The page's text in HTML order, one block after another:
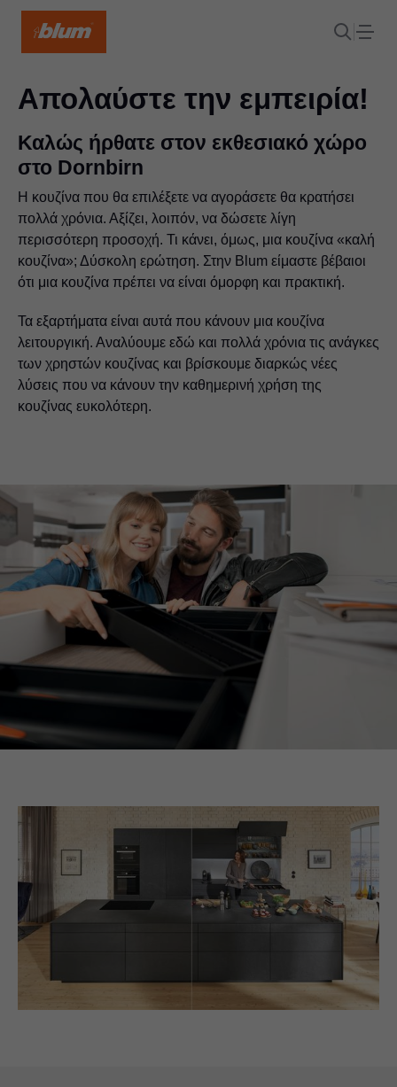
Απολαύστε την εμπειρία!
Καλώς ήρθατε στον εκθεσιακό χώρο
στο Dornbirn
Η κουζίνα που θα επιλέξετε να αγοράσετε θα κρατήσει
πολλά χρόνια. Αξίζει, λοιπόν, να δώσετε λίγη
περισσότερη προσοχή. Τι κάνει, όμως, μια κουζίνα «καλή
κουζίνα»; Δύσκολη ερώτηση. Στην Blum είμαστε βέβαιοι
ότι μια κουζίνα πρέπει να είναι όμορφη και πρακτική.
Τα εξαρτήματα είναι αυτά που κάνουν μια κουζίνα
λειτουργική. Αναλύουμε εδώ και πολλά χρόνια τις ανάγκες
των χρηστών κουζίνας και βρίσκουμε διαρκώς νέες
λύσεις που να κάνουν την καθημερινή χρήση της
κουζίνας ευκολότερη.